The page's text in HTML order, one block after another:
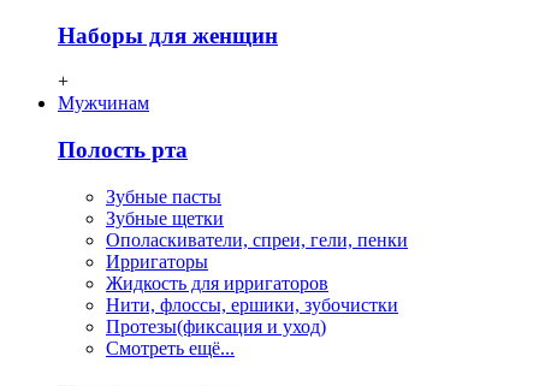
Наборы для женщин
+
Мужчинам
Полость рта
Зубные пасты
Зубные щетки
Ополаскиватели, спреи, гели, пенки
Ирригаторы
Жидкость для ирригаторов
Нити, флосcы, ершики, зубочистки
Протезы(фиксация и уход)
Смотреть ещё...